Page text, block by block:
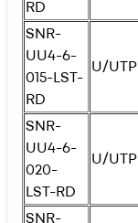
RD
SNR-
UU4-6-
015-LST-
RD
U/UTP
SNR-
UU4-6-
020-
LST-RD
U/UTP
SNR-